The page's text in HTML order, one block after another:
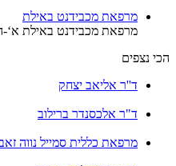
מרפאת מכבידנט באילת
מרפאת מכבידנט באילת א‘-
הכי נצפים
ד''ר אליאב יצחק
ד"ר אלכסנדר ברילוב
מרפאת כללית סמייל נווה